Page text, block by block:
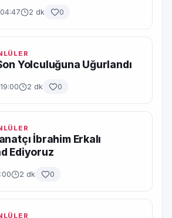
2 dk 0
Yolculuğuna Uğurlandı
2 dk 0
İbrahim Erkalı
Ediyoruz
2 dk 0